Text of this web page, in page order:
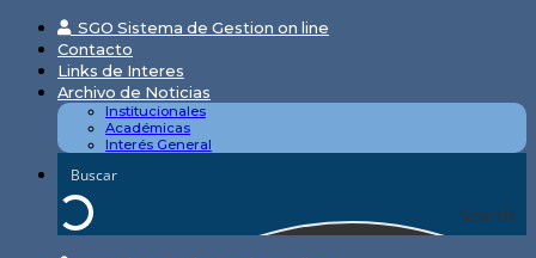
Skip
content
SGO Sistema de Gestion on line
Contacto
Links de Interes
Archivo de Noticias
Institucionales
Académicas
Interés General
Search